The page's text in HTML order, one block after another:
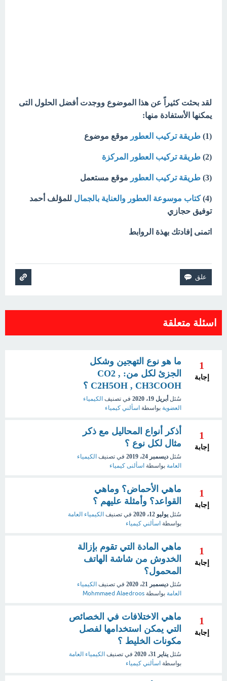
لقد بحثت كثيراً عن هذا الموضوع ووجدت أفضل الحلول التى
يمكنها الأستفادة منها:
(1) طريقة تركيب العطور موقع موضوع
(2) طريقة تركيب العطور المركزة
(3) طريقة تركيب العطور موقع مستعمل
(4) كتاب موسوعة العطور والعناية بالجمال للمؤلف أحمد
توفيق حجازي
اتمنى إفادتك بهذة الروابط
اسئلة متعلقة
1
إجابة
ما هو نوع التهجين وشكل
الجزئ لكل من: CO2 ,
C2H5OH , CH3COOH ؟
سُئل أبريل 19، 2020 في تصنيف الكيمياء
العضوية بواسطة اسألني كيمياء
1
إجابة
أذكر أنواع المحاليل مع ذكر
مثال لكل نوع ؟
سُئل ديسمبر 24، 2019 في تصنيف الكيمياء
العامة بواسطة اسألنى كيمياء
1
إجابة
ماهي الأحماض؟ وماهي
القواعد؟ وأمثلة عليهم ؟
سُئل يوليو 12، 2020 في تصنيف الكيمياء العامة
بواسطة اسألني كيمياء
1
إجابة
ماهي المادة التي تقوم بإزالة
الخدوش من شاشة الهاتف
المحمول؟
سُئل ديسمبر 21، 2020 في تصنيف الكيمياء
العامة بواسطة Mohmmaed Alaedroos
1
إجابة
ماهي الاختلافات في الخصائص
التي يمكن استخدامها لفصل
مكونات الخليط ؟
سُئل يناير 31، 2020 في تصنيف الكيمياء العامة
بواسطة اسألني كيمياء